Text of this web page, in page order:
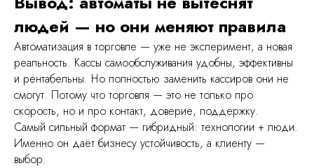
людей — но они меняют правила
Автоматизация в торговле — уже не эксперимент, а новая
реальность. Кассы самообслуживания удобны, эффективны
и рентабельны. Но полностью заменить кассиров они не
смогут. Потому что торговля — это не только про
скорость, но и про контакт, доверие, поддержку.
Самый сильный формат — гибридный: технологии + люди.
Именно он даёт бизнесу устойчивость, а клиенту —
выбор.